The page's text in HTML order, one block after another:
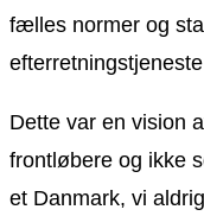
fælles normer og
Dette var en vision
frontløbere og ikke
et Danmark, vi